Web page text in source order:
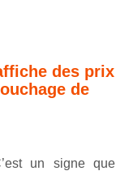
des prix
de
un signe